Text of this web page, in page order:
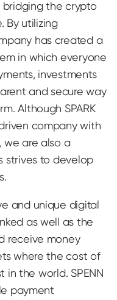
bridging the crypto
By utilizing
has created a
in which everyone
investments
and secure way
Although SPARK
company with
we are also a
strives to develop
and unique digital
as well as the
receive money
where the cost of
in the world. SPENN
payment